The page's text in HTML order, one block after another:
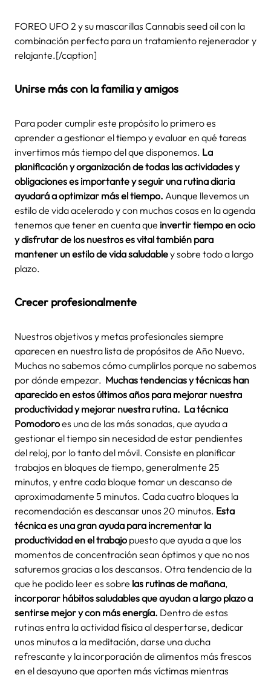
FOREO UFO 2 y su mascarillas Cannabis seed oil con la
combinación perfecta para un tratamiento rejenerador y
relajante.[/caption]
Unirse más con la familia y amigos
Para poder cumplir este propósito lo primero es
aprender a gestionar el tiempo y evaluar en qué tareas
invertimos más tiempo del que disponemos. La
planificación y organización de todas las actividades y
obligaciones es importante y seguir una rutina diaria
ayudará a optimizar más el tiempo. Aunque llevemos un
estilo de vida acelerado y con muchas cosas en la agenda
tenemos que tener en cuenta que invertir tiempo en ocio
y disfrutar de los nuestros es vital también para
mantener un estilo de vida saludabley sobre todo a largo
plazo.
Crecer profesionalmente
Nuestros objetivos y metas profesionales siempre
aparecen en nuestra lista de propósitos de Año Nuevo.
Muchas no sabemos cómo cumplirlos porque no sabemos
por dónde empezar. Muchas tendencias y técnicas han
aparecido en estos últimos años para mejorar nuestra
productividad y mejorar nuestra rutina. La técnica
Pomodoroes una de las más sonadas, que ayuda a
gestionar el tiempo sin necesidad de estar pendientes
del reloj, por lo tanto del móvil. Consiste en planificar
trabajos en bloques de tiempo, generalmente 25
minutos, y entre cada bloque tomar un descanso de
aproximadamente 5 minutos. Cada cuatro bloques la
recomendación es descansar unos 20 minutos. Esta
técnica es una gran ayuda para incrementar la
productividad en el trabajo puesto que ayuda a que los
momentos de concentración sean óptimos y que no nos
saturemos gracias a los descansos. Otra tendencia de la
que he podido leer es sobre las rutinas de mañana,
incorporar hábitos saludables que ayudan a largo plazo a
sentirse mejor y con más energía. Dentro de estas
rutinas entra la actividad física al despertarse, dedicar
unos minutos a la meditación, darse una ducha
refrescante y la incorporación de alimentos más frescos
en el desayuno que aporten más víctimas mientras